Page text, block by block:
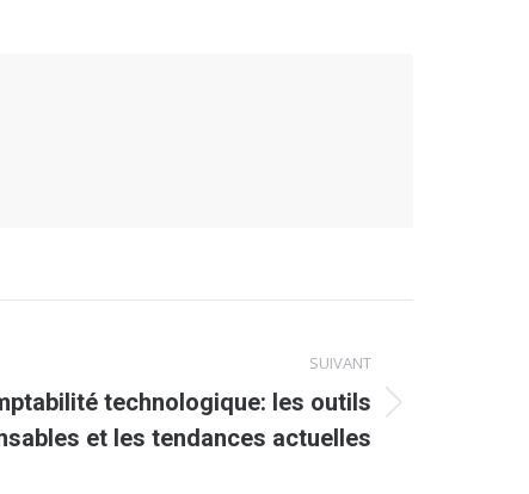
SUIVANT
technologique: les outils
et les tendances actuelles